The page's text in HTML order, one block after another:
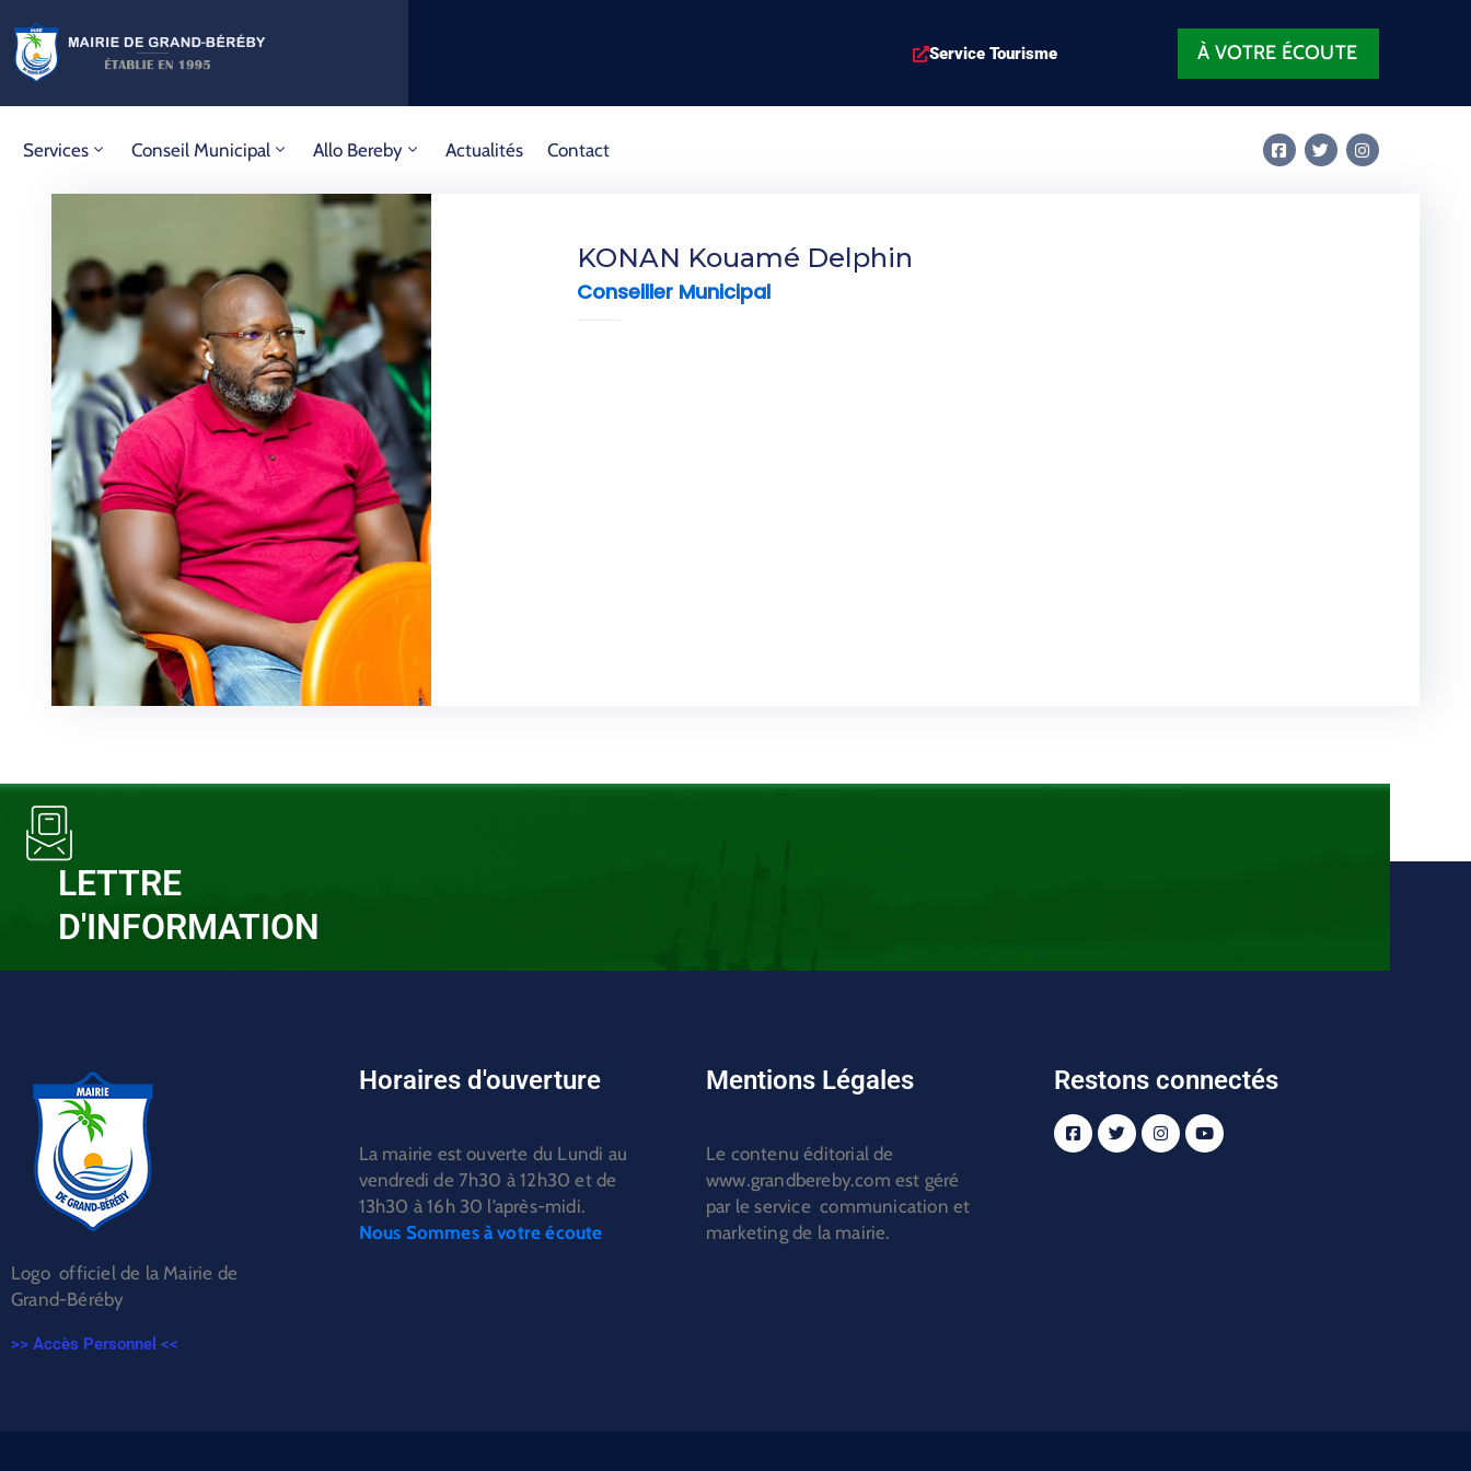
Service Tourisme À VOTRE ÉCOUTE
Services Conseil Municipal Allo Bereby Actualités Contact
KONAN Kouamé Delphin
Conseiller Municipal
LETTRE
D'INFORMATION
Logo officiel de la Mairie de
Grand-Béréby
>> Accès Personnel <<
Horaires d'ouverture
La mairie est ouverte du Lundi au
vendredi de 7h30 à 12h30 et de
13h30 à 16h 30 l’après-midi.
Nous Sommes à votre écoute
Mentions Légales
Le contenu éditorial de
www.grandbereby.com est géré
par le service communication et
marketing de la mairie.
Restons connectés